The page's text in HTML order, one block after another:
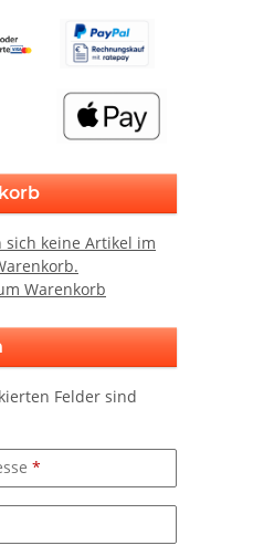
sich keine Artikel im
Warenkorb
Felder sind